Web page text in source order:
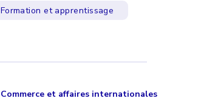
Formation et apprentissage
Commerce et affaires internationales